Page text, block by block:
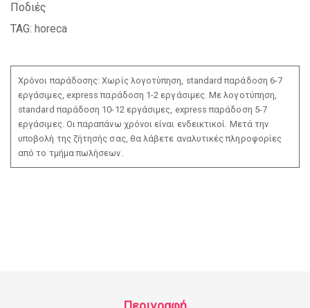
Ποδιές
TAG: horeca
Χρόνοι παράδοσης: Χωρίς λογοτύπηση, standard παράδοση 6-7
εργάσιμες, express παράδοση 1-2 εργάσιμες. Με λογοτύπηση,
standard παράδοση 10-12 εργάσιμες, express παράδοση 5-7
εργάσιμες. Οι παραπάνω χρόνοι είναι ενδεικτικοί. Μετά την
υποβολή της ζήτησής σας, θα λάβετε αναλυτικές πληροφορίες
από το τμήμα πωλήσεων.